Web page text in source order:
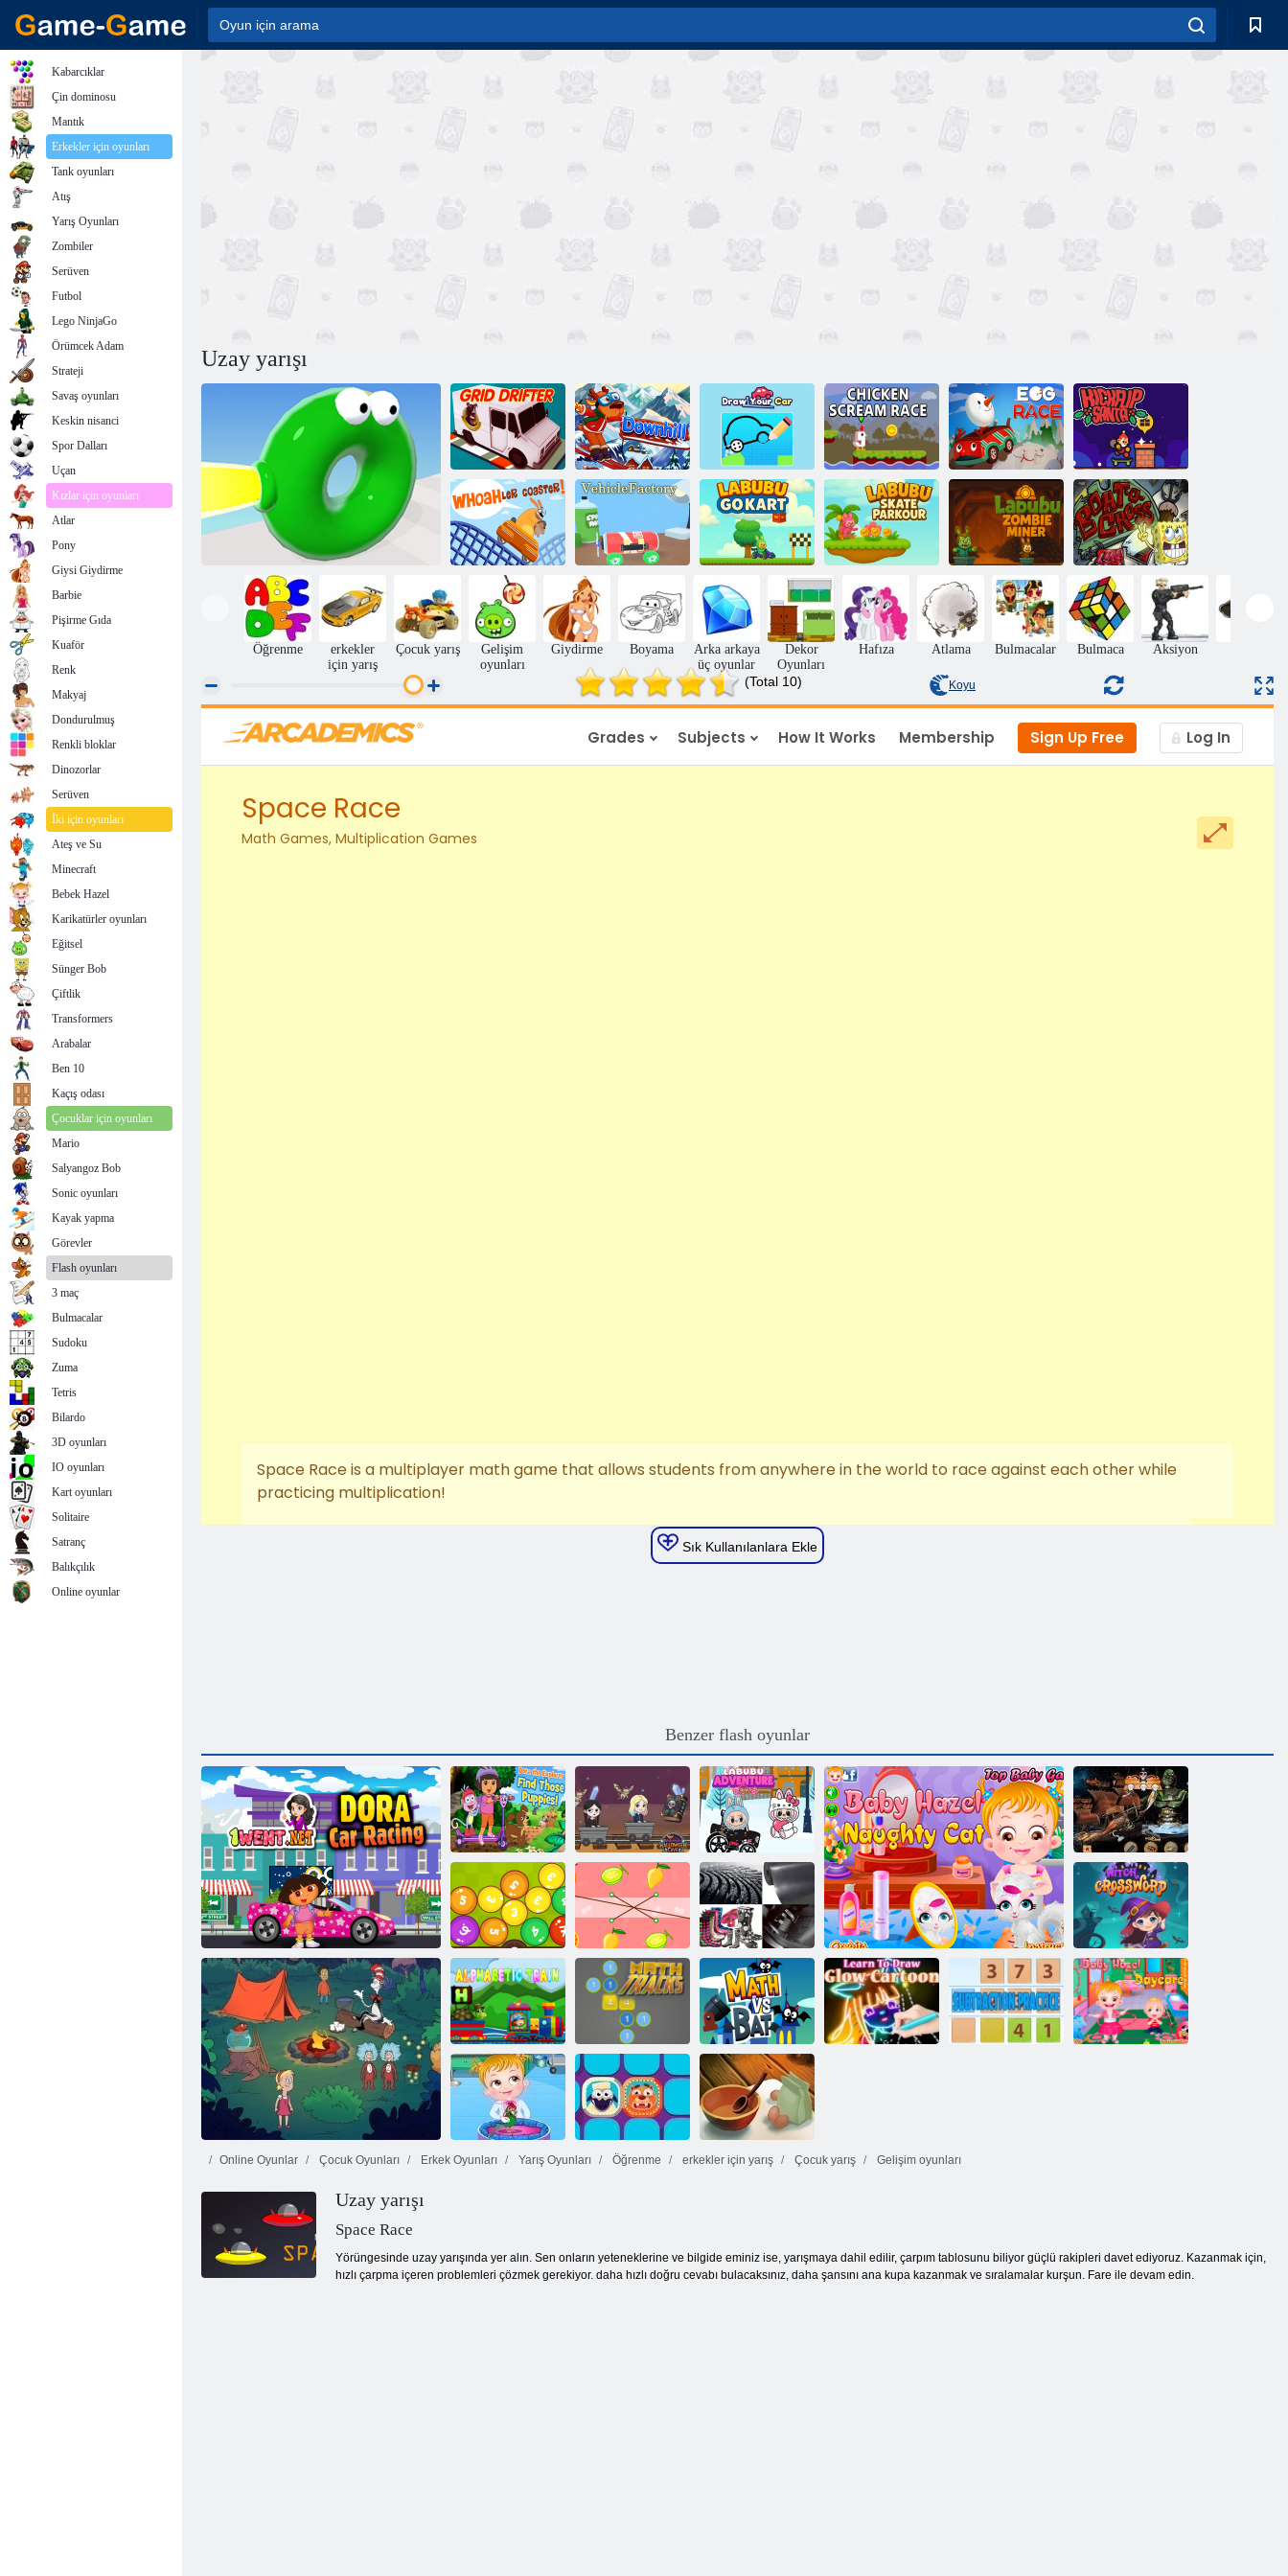
Uzay yarışı
Zıplayan Blob Yarışı: Engel Parkuru
Izgara Drifter Yokuş aşağı Arabanı Çiz
Tavuk çığlık
yarışı
Yumurta yarışı
Kickflip Noel
Baba
Whoa Bırak
coaster!
Labubu Gokart
Labubu Skate
Parkour
Labubu Zombi
Madenci
Tekne-O-Cross
Öğrenme
erkekler
için yarış
Çocuk yarış
Gelişim
oyunları
Giydirme Boyama
Arka arkaya
üç oyunlar
Dekor
Oyunları
Hafıza Atlama Bulmacalar Bulmaca Aksiyon
(Total 10) Koyu
Sık Kullanılanlara Ekle
Benzer flash oyunlar
Dora Araba Yarışı
Dora Explorer
bu yavruları bul
Çarşamba
Cadılar Bayramı
Mağarası
Labubu
Otomobil
Macerası
Gizli Nesneler
Korsan Hazine
Matematik
topları
Meyveyi Eşleştir
4 Görsel 1
Kelime
Cadı bulmaca
Alfabetik tren
Matematik
Parçalar
Matematik vs
Bat
Online Oyunlar Çocuk Oyunları Erkek Oyunları Yarış Oyunları Öğrenme erkekler için yarış Çocuk yarış Gelişim oyunları
Uzay yarışı
Space Race
Yörüngesinde uzay yarışında yer alın. Sen onların yeteneklerine ve bilgide eminiz ise, yarışmaya dahil edilir, çarpım tablosunu biliyor güçlü rakipleri davet ediyoruz. Kazanmak için,
hızlı çarpma içeren problemleri çözmek gerekiyor. daha hızlı doğru cevabı bulacaksınız, daha şansını ana kupa kazanmak ve sıralamalar kurşun. Fare ile devam edin.
Kabarcıklar
Çin dominosu
Mantık
Erkekler için oyunları
Tank oyunları
Atış
Yarış Oyunları
Zombiler
Serüven
Futbol
Lego NinjaGo
Örümcek Adam
Strateji
Savaş oyunları
Keskin nisanci
Spor Dalları
Uçan
Kızlar için oyunları
Atlar
Pony
Giysi Giydirme
Barbie
Pişirme Gıda
Kuaför
Renk
Makyaj
Dondurulmuş
Renkli bloklar
Dinozorlar
Serüven
İki için oyunları
Ateş ve Su
Minecraft
Bebek Hazel
Karikatürler oyunları
Eğitsel
Sünger Bob
Çiftlik
Transformers
Arabalar
Ben 10
Kaçış odası
Çocuklar için oyunları
Mario
Salyangoz Bob
Sonic oyunları
Kayak yapma
Görevler
Flash oyunları
3 maç
Bulmacalar
Sudoku
Zuma
Tetris
Bilardo
3D oyunları
IO oyunları
Kart oyunları
Solitaire
Satranç
Balıkçılık
Online oyunlar